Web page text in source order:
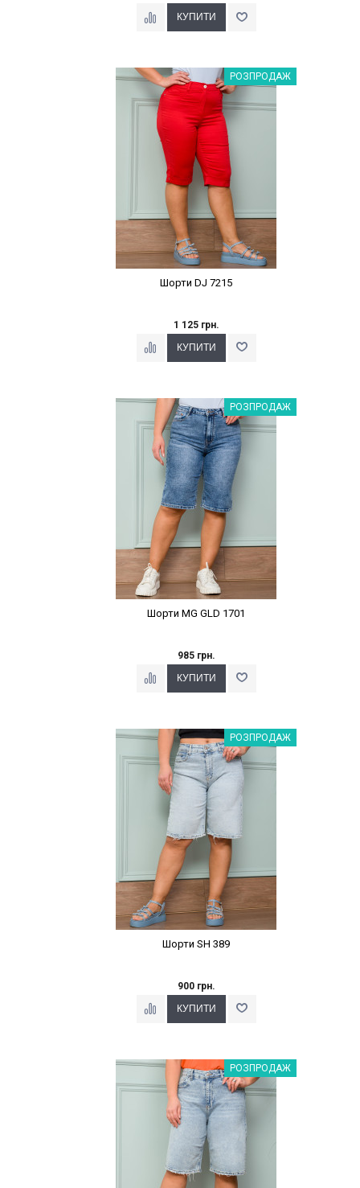
Наклейки Варіант з %РОЗПРОДАЖ
Шорти DJ 7215
1 125 грн.
Наклейки Варіант з %РОЗПРОДАЖ
Шорти MG GLD 1701
985 грн.
Наклейки Варіант з %РОЗПРОДАЖ
Шорти SH 389
900 грн.
Наклейки Варіант з %РОЗПРОДАЖ